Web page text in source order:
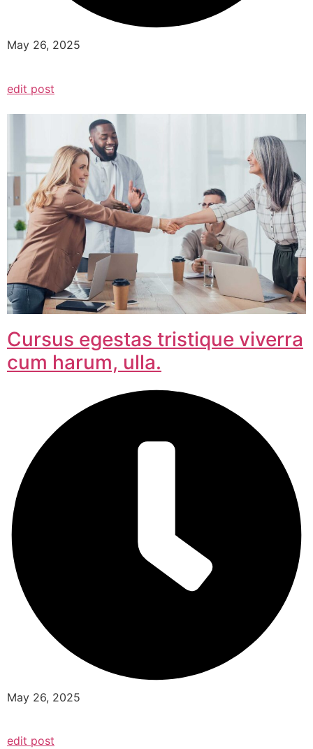
May 26, 2025
edit post
Cursus egestas tristique viverra
cum harum, ulla.
May 26, 2025
edit post